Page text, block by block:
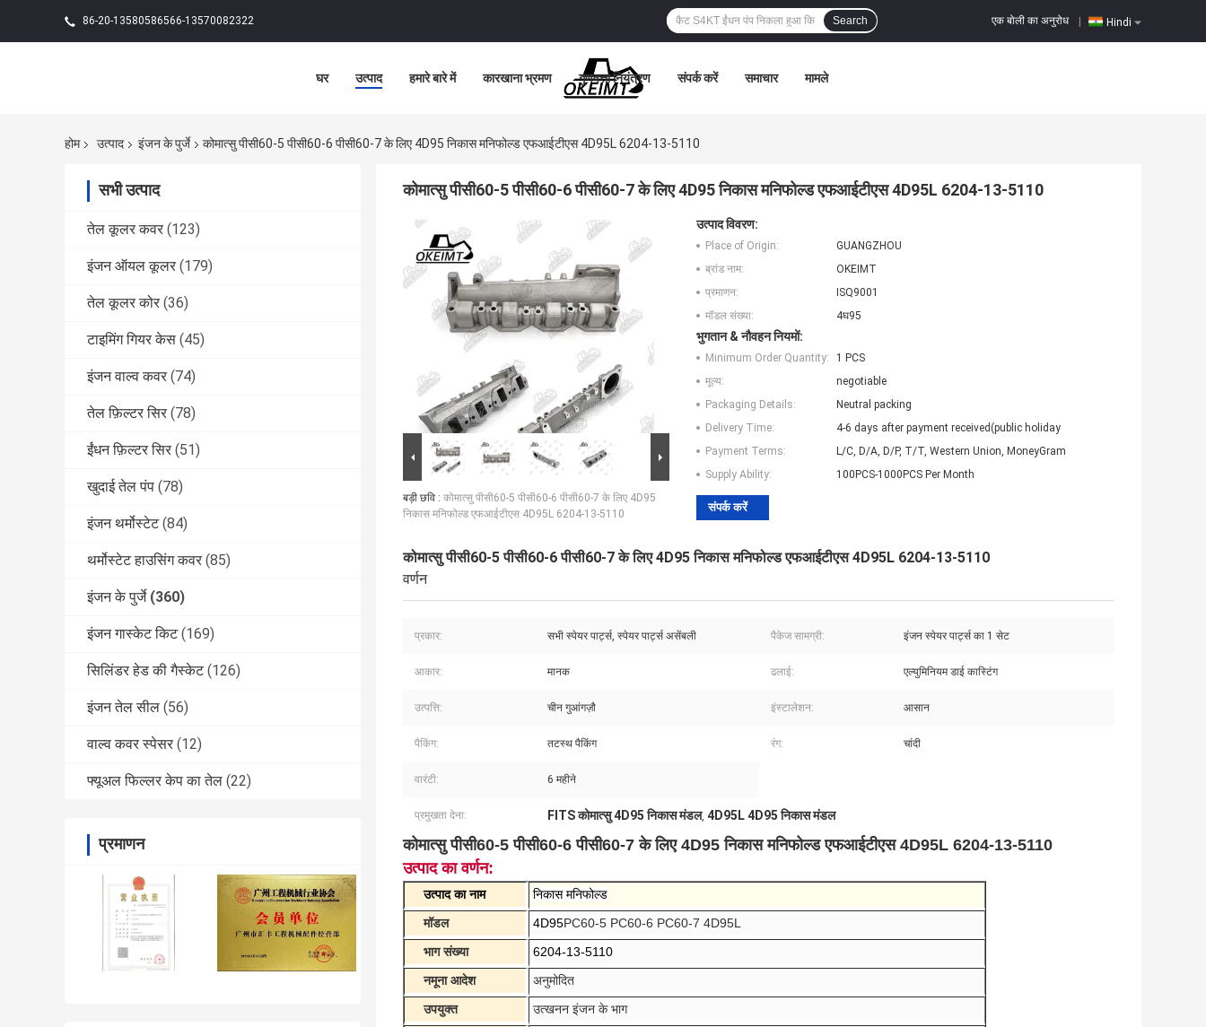
86-20-13580586566-13570082322 Hindi
एक बोली का अनुरोध
Search
घर उत्पाद हमारे बारे में कारखाना भ्रमण गुणवत्ता नियंत्रण संपर्क करें समाचार मामले
होम उत्पाद इंजन के पुर्जे कोमात्सु पीसी60-5 पीसी60-6 पीसी60-7 के लिए 4D95 निकास मनिफोल्ड एफआईटीएस 4D95L 6204-13-5110
सभी उत्पाद
तेल कूलर कवर (123)
इंजन ऑयल कूलर (179)
तेल कूलर कोर (36)
टाइमिंग गियर केस (45)
इंजन वाल्व कवर (74)
तेल फ़िल्टर सिर (78)
ईंधन फ़िल्टर सिर (51)
खुदाई तेल पंप (78)
इंजन थर्मोस्टेट (84)
थर्मोस्टेट हाउसिंग कवर (85)
इंजन के पुर्जे (360)
इंजन गास्केट किट (169)
सिलिंडर हेड की गैस्केट (126)
इंजन तेल सील (56)
वाल्व कवर स्पेसर (12)
फ्यूअल फिल्लर केप का तेल (22)
प्रमाणन
कोमात्सु पीसी60-5 पीसी60-6 पीसी60-7 के लिए 4D95 निकास मनिफोल्ड एफआईटीएस 4D95L 6204-13-5110
बड़ी छवि : कोमात्सु पीसी60-5 पीसी60-6 पीसी60-7 के लिए 4D95
निकास मनिफोल्ड एफआईटीएस 4D95L 6204-13-5110
उत्पाद विवरण:
Place of Origin:
GUANGZHOU
ब्रांड नाम:
OKEIMT
प्रमाणन:
ISQ9001
मॉडल संख्या:
4घ95
भुगतान & नौवहन नियमों:
Minimum Order Quantity:
1 PCS
मूल्य:
negotiable
Packaging Details:
Neutral packing
Delivery Time:
4-6 days after payment received(public holiday
Payment Terms:
L/C, D/A, D/P, T/T, Western Union, MoneyGram
Supply Ability:
100PCS-1000PCS Per Month
संपर्क करें
कोमात्सु पीसी60-5 पीसी60-6 पीसी60-7 के लिए 4D95 निकास मनिफोल्ड एफआईटीएस 4D95L 6204-13-5110
वर्णन
प्रकार: सभी स्पेयर पार्ट्स, स्पेयर पार्ट्स असेंबली पैकेज सामग्री: इंजन स्पेयर पार्ट्स का 1 सेट
आकार: मानक ढलाई: एल्युमिनियम डाई कास्टिंग
उत्पत्ति: चीन गुआंगज़ौ इंस्टालेशन: आसान
पैकिंग: तटस्थ पैकिंग रंग: चांदी
वारंटी: 6 महीने
प्रमुखता देना: FITS कोमात्सु 4D95 निकास मंडल, 4D95L 4D95 निकास मंडल
कोमात्सु पीसी60-5 पीसी60-6 पीसी60-7 के लिए 4D95 निकास मनिफोल्ड एफआईटीएस 4D95L 6204-13-5110
उत्पाद का वर्णन:
उत्पाद का नाम
निकास मनिफोल्ड
मॉडल
4D95PC60-5 PC60-6 PC60-7 4D95L
भाग संख्या
6204-13-5110
नमूना आदेश
अनुमोदित
उपयुक्त
उत्खनन इंजन के भाग